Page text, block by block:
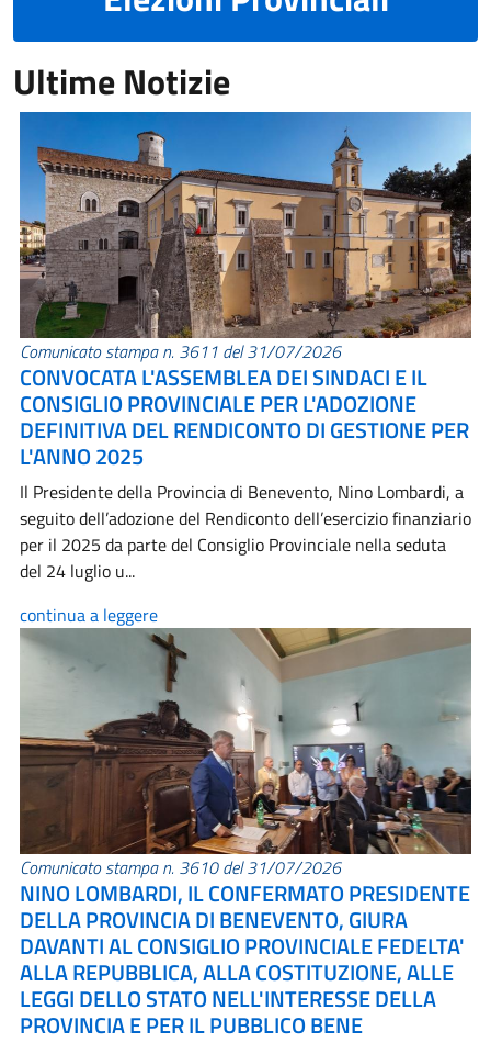
Ultime Notizie
Comunicato stampa n. 3611 del 31/07/2026
CONVOCATA L'ASSEMBLEA DEI SINDACI E IL
CONSIGLIO PROVINCIALE PER L'ADOZIONE
DEFINITIVA DEL RENDICONTO DI GESTIONE PER
L'ANNO 2025
Il Presidente della Provincia di Benevento, Nino Lombardi, a
seguito dell’adozione del Rendiconto dell’esercizio finanziario
per il 2025 da parte del Consiglio Provinciale nella seduta
del 24 luglio u...
continua a leggere
Comunicato stampa n. 3610 del 31/07/2026
NINO LOMBARDI, IL CONFERMATO PRESIDENTE
DELLA PROVINCIA DI BENEVENTO, GIURA
DAVANTI AL CONSIGLIO PROVINCIALE FEDELTA'
ALLA REPUBBLICA, ALLA COSTITUZIONE, ALLE
LEGGI DELLO STATO NELL'INTERESSE DELLA
PROVINCIA E PER IL PUBBLICO BENE